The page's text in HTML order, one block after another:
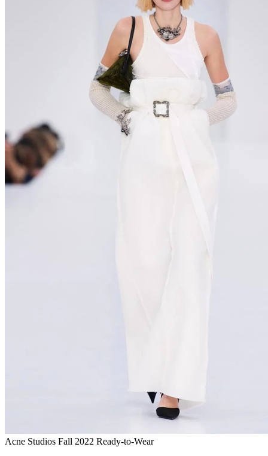
Acne Studios Fall 2022 Ready-to-Wear